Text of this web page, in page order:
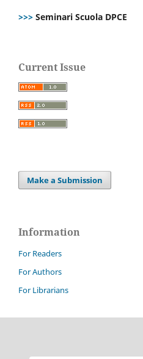
>>> Seminari Scuola DPCE
Current Issue
Make a Submission
Information
For Readers
For Authors
For Librarians